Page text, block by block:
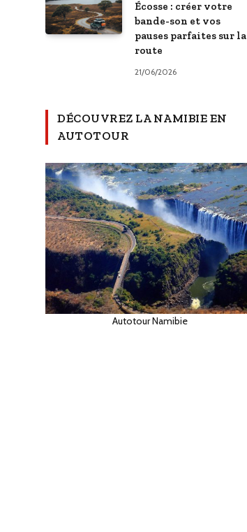
Écosse : créer votre
bande-son et vos
pauses parfaites sur la
route
21/06/2026
DÉCOUVREZ LA NAMIBIE EN
AUTOTOUR
Autotour Namibie